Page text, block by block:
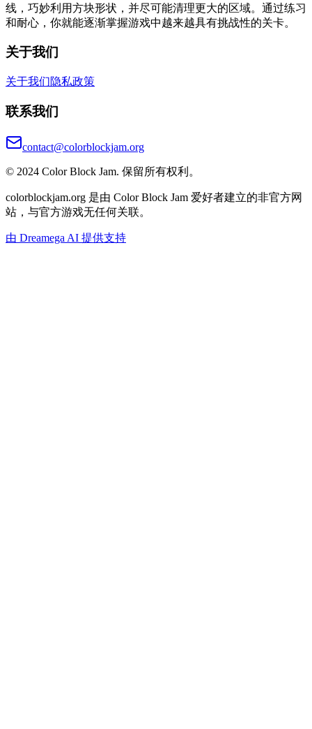
线，巧妙利用方块形状，并尽可能清理更大的区域。通过练习
和耐心，你就能逐渐掌握游戏中越来越具有挑战性的关卡。
关于我们
关于我们隐私政策
联系我们
contact@colorblockjam.org
© 2024 Color Block Jam. 保留所有权利。
colorblockjam.org 是由 Color Block Jam 爱好者建立的非官方网
站，与官方游戏无任何关联。
由 Dreamega AI 提供支持